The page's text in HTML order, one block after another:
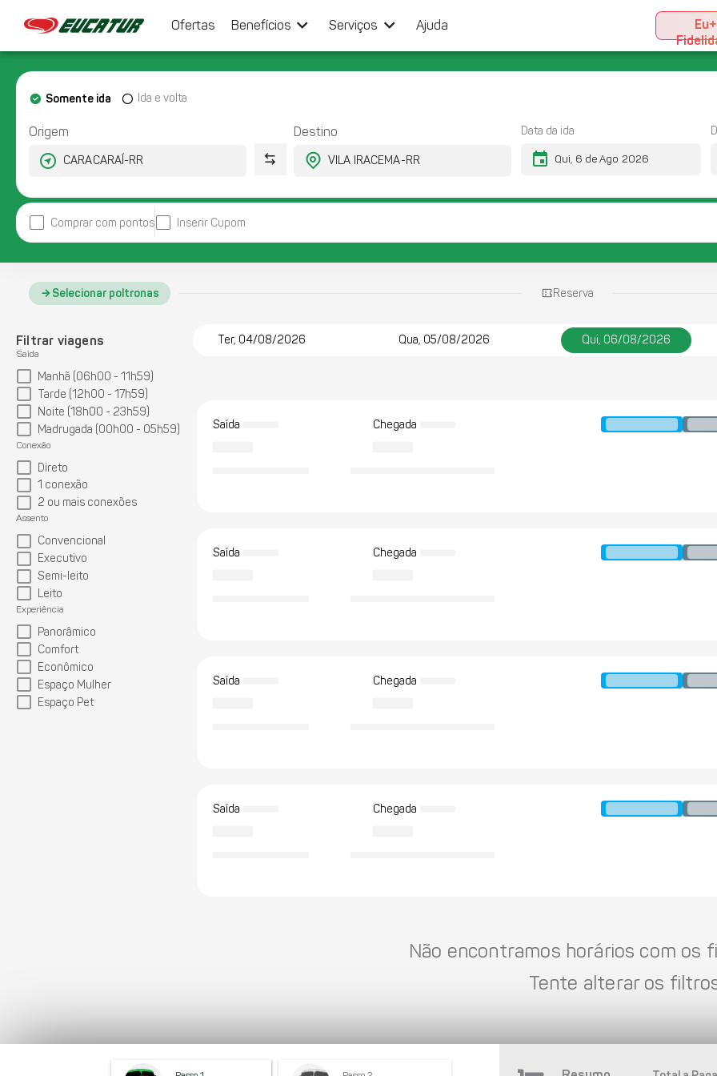
Ofertas Benefícios keyboard_arrow_down Serviços keyboard_arrow_down Ajuda
Eu+
Origem Destino
Somente ida Ida e volta
Data da ida
event
Comprar com pontos Inserir Cupom
Selecionar poltronas Reserva
Filtrar viagens
Saída
Manhã (06h00 - 11h59)
Tarde (12h00 - 17h59)
Noite (18h00 - 23h59)
Madrugada (00h00 - 05h59)
Conexão
Direto
1 conexão
2 ou mais conexões
Assento
Convencional
Executivo
Semi-leito
Leito
Experiência
Panorâmico
Comfort
Econômico
Espaço Mulher
Espaço Pet
Ter, 04/08/2026 Qua, 05/08/2026 Qui, 06/08/2026
Saída Chegada
Saída Chegada
Saída Chegada
Saída Chegada
Não encontramos horários com os
Tente alterar os